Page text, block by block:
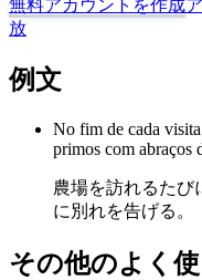
無料アカウントを作成
放
例文
No fim de cada
primos com abraços
農場を訪れるたび
に別れを告げる。
その他のよく